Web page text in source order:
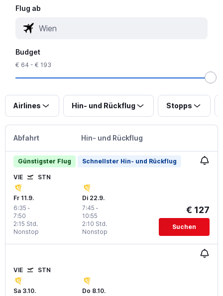
Flug ab
Budget
€ 64 - € 193
Airlines Hin- und Rückflug Stopps
Abfahrt Hin- und Rückflug
Günstigster Flug Schnellster Hin- und Rückflug
VIE STN
Fr 11.9.
6:35 -
7:50
Nonstop
2:15 Std.
Di 22.9.
7:45 -
10:55
Nonstop
2:10 Std.
€ 127
Suchen
VIE STN
Sa 3.10.
Do 8.10.